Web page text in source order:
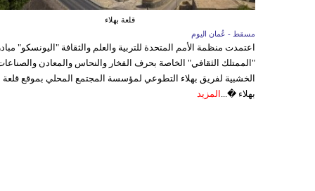
قلعة بهلاء
مسقط - عُمان اليوم
اعتمدت منظمة الأمم المتحدة للتربية والعلم والثقافة "اليونسكو"
"الممتلك الثقافي" الخاصة بحرف الفخار والنحاس والمعادن
الخشبية لفريق بهلاء التطوعي لمؤسسة المجتمع المحلي بموقع قلعة
بهلاء �... المزيد